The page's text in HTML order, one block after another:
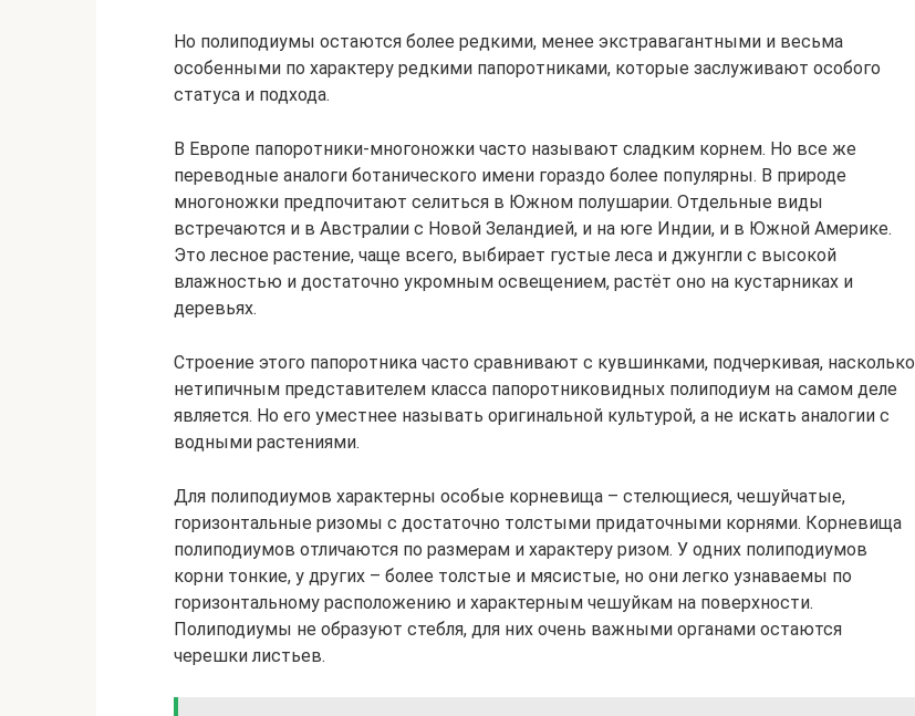
Но полиподиумы остаются более редкими, менее экстравагантными и весьма
особенными по характеру редкими папоротниками, которые заслуживают особого
статуса и подхода.
В Европе папоротники-многоножки часто называют сладким корнем. Но все же
переводные аналоги ботанического имени гораздо более популярны. В природе
многоножки предпочитают селиться в Южном полушарии. Отдельные виды
встречаются и в Австралии с Новой Зеландией, и на юге Индии, и в Южной Америке.
Это лесное растение, чаще всего, выбирает густые леса и джунгли с высокой
влажностью и достаточно укромным освещением, растёт оно на кустарниках и
деревьях.
Строение этого папоротника часто сравнивают с кувшинками, подчеркивая, насколько
нетипичным представителем класса папоротниковидных полиподиум на самом деле
является. Но его уместнее называть оригинальной культурой, а не искать аналогии с
водными растениями.
Для полиподиумов характерны особые корневища – стелющиеся, чешуйчатые,
горизонтальные ризомы с достаточно толстыми придаточными корнями. Корневища
полиподиумов отличаются по размерам и характеру ризом. У одних полиподиумов
корни тонкие, у других – более толстые и мясистые, но они легко узнаваемы по
горизонтальному расположению и характерным чешуйкам на поверхности.
Полиподиумы не образуют стебля, для них очень важными органами остаются
черешки листьев.